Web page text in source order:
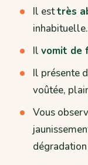
Il esttrès
inhabituelle.
Il vomit de
Il présente
voûtée,
Vous